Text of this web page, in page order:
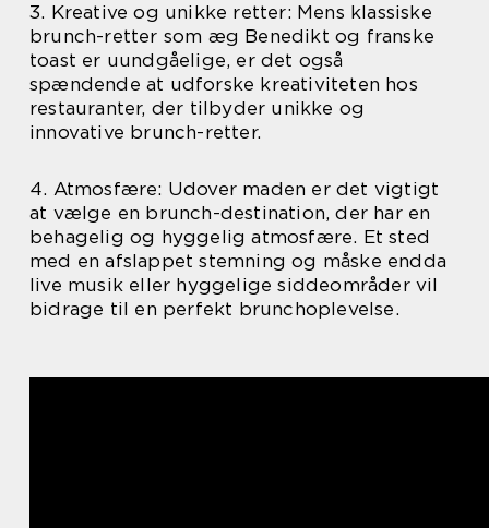
3. Kreative og unikke retter: Mens klassiske
brunch-retter som æg Benedikt og franske
toast er uundgåelige, er det også
spændende at udforske kreativiteten hos
restauranter, der tilbyder unikke og
innovative brunch-retter.
4. Atmosfære: Udover maden er det vigtigt
at vælge en brunch-destination, der har en
behagelig og hyggelig atmosfære. Et sted
med en afslappet stemning og måske endda
live musik eller hyggelige siddeområder vil
bidrage til en perfekt brunchoplevelse.